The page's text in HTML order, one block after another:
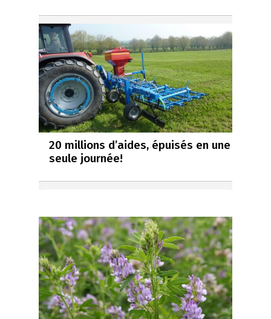
20 millions d’aides, épuisés en une
seule journée!